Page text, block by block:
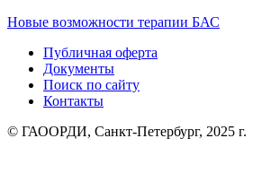
Новые возможности терапии БАС
Публичная оферта
Документы
Поиск по сайту
Контакты
© ГАООРДИ, Санкт-Петербург, 2025 г.